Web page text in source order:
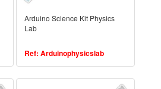
Arduino Science Kit Physics
Lab
Ref: Arduinophysicslab